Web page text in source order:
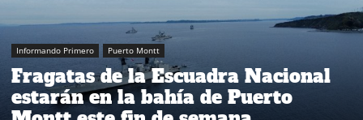
Informando Primero Puerto Montt
Fragatas de la Escuadra Nacional
estarán en la bahía de Puerto